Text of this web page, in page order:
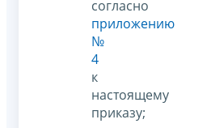
согласно
приложению
№
4
к
настоящему
приказу;